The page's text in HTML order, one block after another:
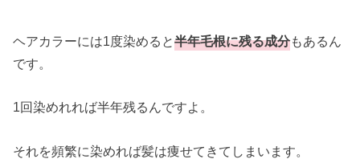
ヘアカラーには1度染めると半年毛根に残る成分もあるん
です。
1回染めれれば半年残るんですよ。
それを頻繁に染めれば髪は痩せてきてしまいます。